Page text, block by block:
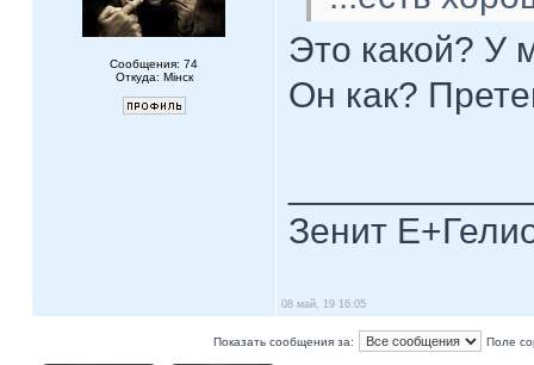
Сообщения: 74
Откуда: Мiнск
Это какой? У
Он как?
Зенит
08 май, 19 16:05
Показать сообщения за: Поле